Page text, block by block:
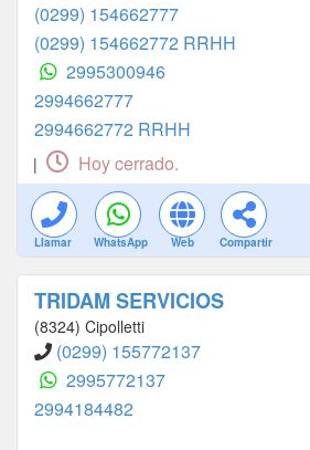
(0299) 154662777
(0299) 154662772 RRHH
2995300946
2994662777
2994662772 RRHH
| Hoy cerrado.
Llamar WhatsApp Web Compartir
TRIDAM SERVICIOS
(8324) Cipolletti
(0299) 155772137
2995772137
2994184482